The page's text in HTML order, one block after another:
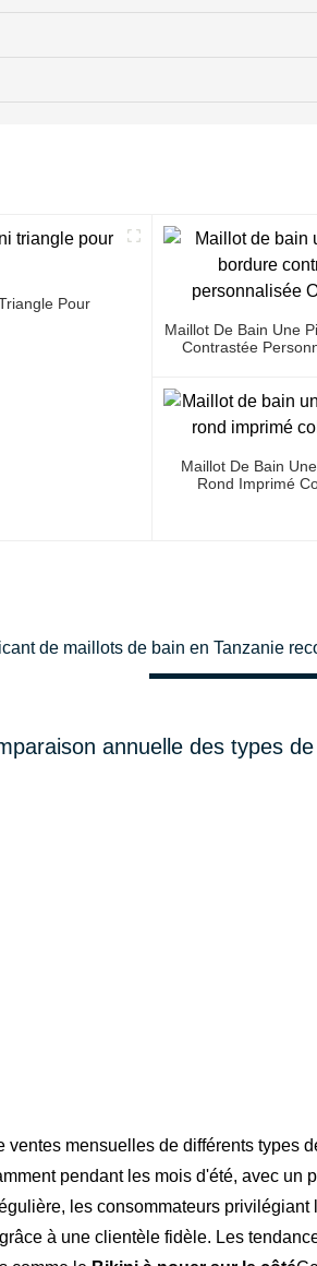
Pour
Maillot De Bain Une
Contrastée
Maillot De Bain
Rond Imprimé
de maillots de bain en Tanzanie
annuelle des types
mensuelles de différents types
pendant les mois d'été, avec un
les consommateurs
à une clientèle fidèle. Les